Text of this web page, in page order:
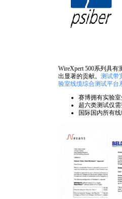
WireXpert 500系列具
出显著的贡献。 测试带
验室线缆综合测试平台
赛博拥有实验
超六类测试仅
国际国内所有